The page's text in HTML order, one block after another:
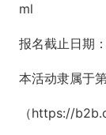
ml
报名截止日期
本活动隶属于
（https://